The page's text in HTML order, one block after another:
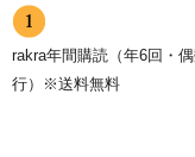
個人情報の入力時に
受、妨害または改ざ
Layer）技術を使用し
※ SSLは情報を暗号
送受信する機能のこ
rakra年間購読（年6回・
行）※送料無料